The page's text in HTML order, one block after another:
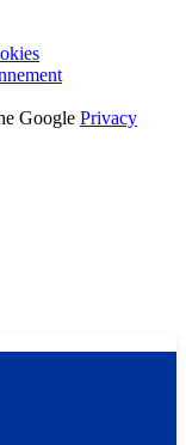
Google Privacy